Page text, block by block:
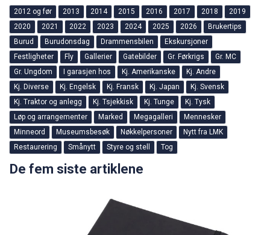
2012 og før 2013 2014 2015 2016 2017 2018
2019
2020
2021 2022 2023 2024 2025 2026
Brukertips
Burud
Burudonsdag Drammensbilen
Ekskursjoner
Festligheter
Fly Gallerier Gatebilder Gr. Førkrigs
Gr. MC
Gr. Ungdom
I garasjen hos Kj. Amerikanske
Kj. Andre
Kj. Diverse
Kj. Engelsk Kj. Fransk Kj. Japan
Kj. Svensk
Kj. Traktor og anlegg
Kj. Tsjekkisk Kj. Tunge
Kj. Tysk
Løp og arrangementer
Marked Megagalleri
Mennesker
Minneord
Museumsbesøk Nøkkelpersoner
Nytt fra LMK
Restaurering
Smånytt Styre og stell Tog
De fem siste artiklene